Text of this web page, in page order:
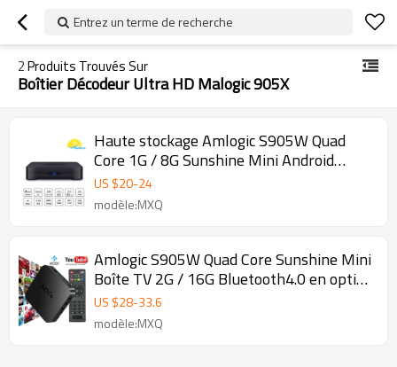
Entrez un terme de recherche
2Produits Trouvés Sur
Boîtier Décodeur Ultra HD Malogic 905X
Haute stockage Amlogic S905W Quad
Core 1G / 8G Sunshine Mini Android
Smart TV Box Bluetooth4.0 en option
US $20-24
modèle:MXQ
Amlogic S905W Quad Core Sunshine Mini
Boîte TV 2G / 16G Bluetooth4.0 en option
Smart TV Android Box
US $28-33.6
modèle:MXQ